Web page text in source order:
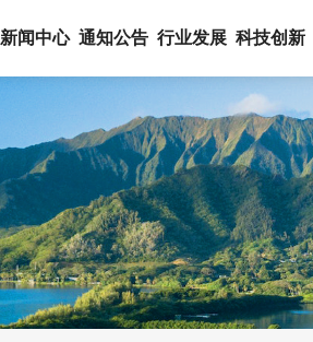
新闻中心 通知公告 行业发展 科技创新